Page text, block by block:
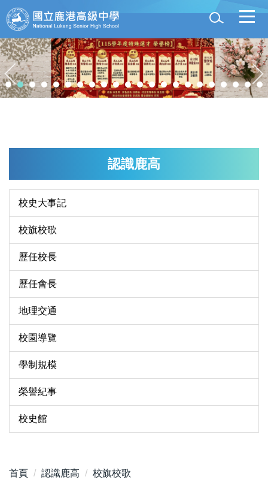
跳
到
主
要
內
容
區
認識鹿高
校史大事記
校旗校歌
歷任校長
歷任會長
地理交通
校園導覽
學制規模
榮譽紀事
校史館
首頁 認識鹿高 校旗校歌